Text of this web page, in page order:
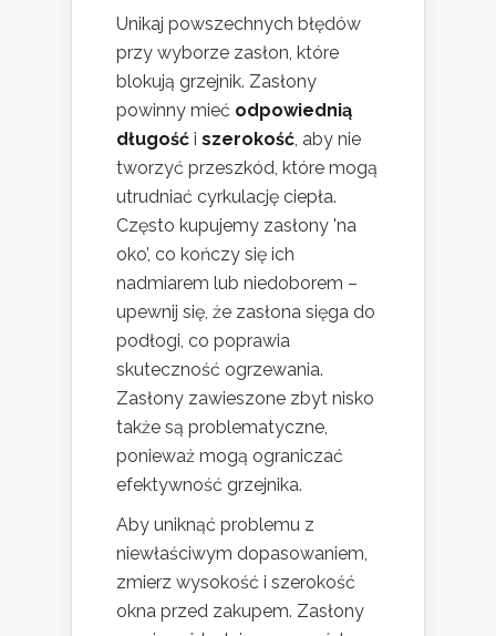
Unikaj powszechnych błędów
przy wyborze zasłon, które
blokują grzejnik. Zasłony
powinny mieć odpowiednią
długość i szerokość, aby nie
tworzyć przeszkód, które mogą
utrudniać cyrkulację ciepła.
Często kupujemy zasłony 'na
oko’, co kończy się ich
nadmiarem lub niedoborem –
upewnij się, że zasłona sięga do
podłogi, co poprawia
skuteczność ogrzewania.
Zasłony zawieszone zbyt nisko
także są problematyczne,
ponieważ mogą ograniczać
efektywność grzejnika.
Aby uniknąć problemu z
niewłaściwym dopasowaniem,
zmierz wysokość i szerokość
okna przed zakupem. Zasłony